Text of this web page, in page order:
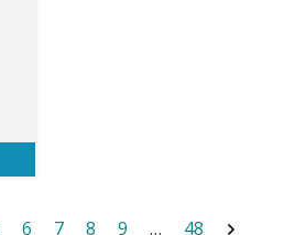
6 7 8 9 … 48